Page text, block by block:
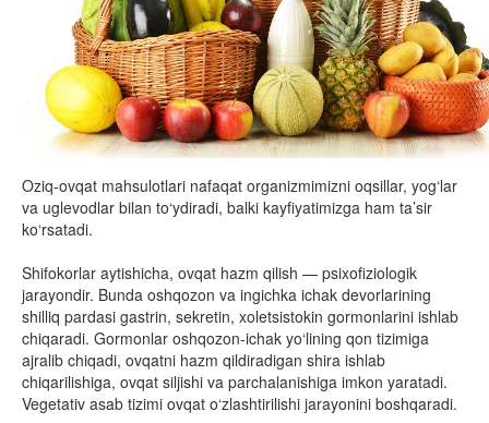
Oziq-ovqat mahsulotlari nafaqat organizmimizni oqsillar, yog‘lar
va uglevodlar bilan to‘ydiradi, balki kayfiyatimizga ham ta’sir
ko‘rsatadi.
Shifokorlar aytishicha, ovqat hazm qilish — psixofiziologik
jarayondir. Bunda oshqozon va ingichka ichak devorlarining
shilliq pardasi gastrin, sekretin, xoletsistokin gormonlarini ishlab
chiqaradi. Gormonlar oshqozon-ichak yo‘lining qon tizimiga
ajralib chiqadi, ovqatni hazm qildiradigan shira ishlab
chiqarilishiga, ovqat siljishi va parchalanishiga imkon yaratadi.
Vegetativ asab tizimi ovqat o‘zlashtirilishi jarayonini boshqaradi.